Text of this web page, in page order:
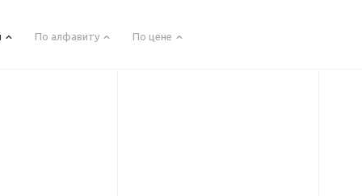
По алфавиту По цене